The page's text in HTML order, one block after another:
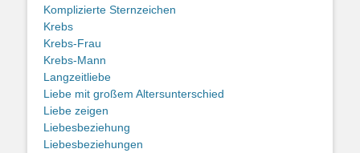
Komplizierte Sternzeichen
Krebs
Krebs-Frau
Krebs-Mann
Langzeitliebe
Liebe mit großem Altersunterschied
Liebe zeigen
Liebesbeziehung
Liebesbeziehungen